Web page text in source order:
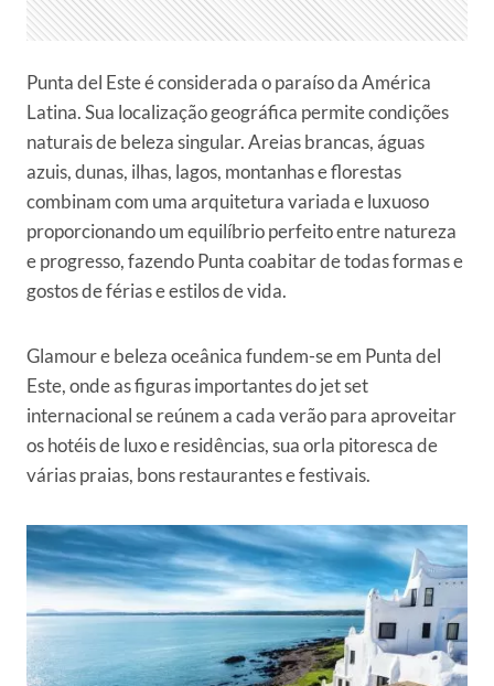
Punta del Este é considerada o paraíso da América
Latina. Sua localização geográfica permite condições
naturais de beleza singular. Areias brancas, águas
azuis, dunas, ilhas, lagos, montanhas e florestas
combinam com uma arquitetura variada e luxuoso
proporcionando um equilíbrio perfeito entre natureza
e progresso, fazendo Punta coabitar de todas formas e
gostos de férias e estilos de vida.
Glamour e beleza oceânica fundem-se em Punta del
Este, onde as figuras importantes do jet set
internacional se reúnem a cada verão para aproveitar
os hotéis de luxo e residências, sua orla pitoresca de
várias praias, bons restaurantes e festivais.